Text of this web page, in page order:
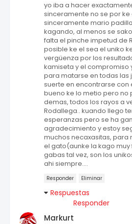
yo iba a hacer
sinceramente no se por ke
sinceramente mario
kagando, al menos se
falta el pinche impetud de
posible ke el sea el uniko
vergüenza por los
kamiseta y el compromiso
para matarse en todas las
suerte en encontrarse con
bueno ke lo metio pero no
demas, todos los rayos a
Rodallega.. kuando llego
esperanzas pero se ha
agradecimiento y estoy
muchos necaxasitas, para
el gato(aunke la kago muy
gabas tal vez, son los
ahi siempre....
Responder Eliminar
Respuestas
Responder
Markurt